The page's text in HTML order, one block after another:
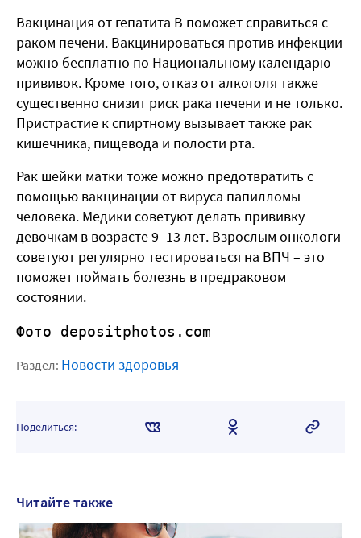
Вакцинация от гепатита B поможет справиться с
раком печени. Вакцинироваться против инфекции
можно бесплатно по Национальному календарю
прививок. Кроме того, отказ от алкоголя также
существенно снизит риск рака печени и не только.
Пристрастие к спиртному вызывает также рак
кишечника, пищевода и полости рта.
Рак шейки матки тоже можно предотвратить с
помощью вакцинации от вируса папилломы
человека. Медики советуют делать прививку
девочкам в возрасте 9–13 лет. Взрослым онкологи
советуют регулярно тестироваться на ВПЧ – это
поможет поймать болезнь в предраковом
состоянии.
Фото depositphotos.com
Раздел: Новости здоровья
Поделиться:
Читайте также